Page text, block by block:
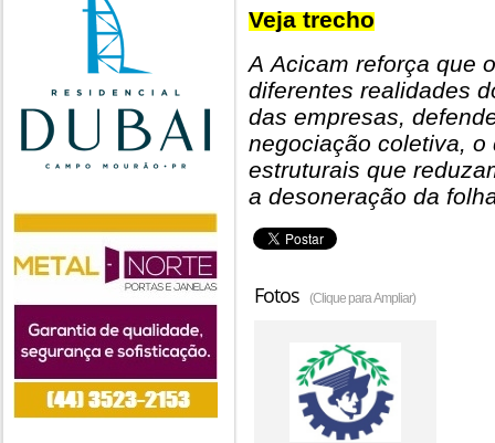
Veja trecho
A Acicam reforça que
diferentes realidades
das empresas,
negociação coletiva,
estruturais que
a desoneração da
Fotos (Clique para Ampliar)